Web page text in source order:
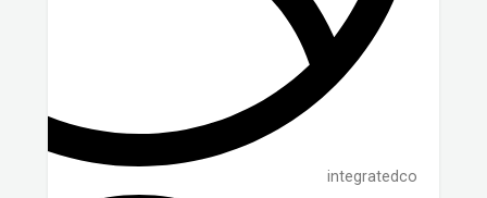
integratedco